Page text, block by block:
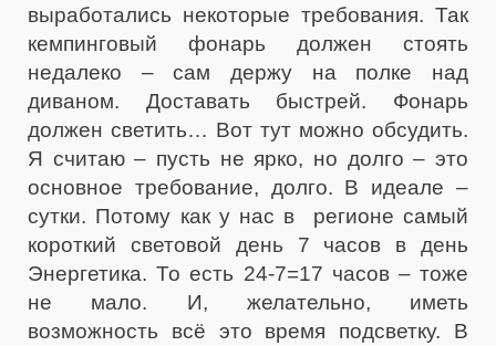
выработались некоторые требования. Так
кемпинговый фонарь должен стоять
недалеко – сам держу на полке над
диваном. Доставать быстрей. Фонарь
должен светить… Вот тут можно обсудить.
Я считаю – пусть не ярко, но долго – это
основное требование, долго. В идеале –
сутки. Потому как у нас в регионе самый
короткий световой день 7 часов в день
Энергетика. То есть 24-7=17 часов – тоже
не мало. И, желательно, иметь
возможность всё это время подсветку. В